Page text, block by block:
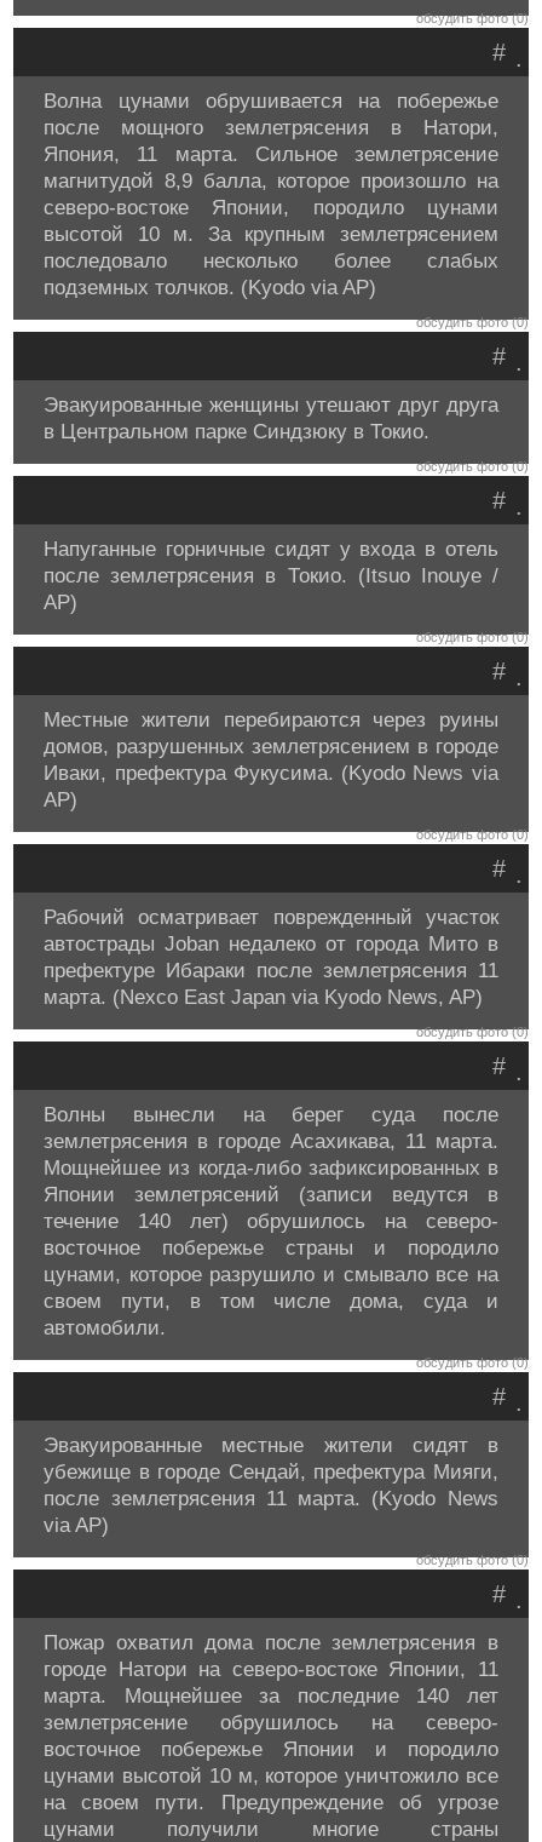
обсудить фото (0)
.
#
Волна цунами обрушивается на побережье
после мощного землетрясения в Натори,
Япония, 11 марта. Сильное землетрясение
магнитудой 8,9 балла, которое произошло на
северо-востоке Японии, породило цунами
высотой 10 м. За крупным землетрясением
последовало несколько более слабых
подземных толчков. (Kyodo via AP)
обсудить фото (0)
.
#
Эвакуированные женщины утешают друг друга
в Центральном парке Синдзюку в Токио.
обсудить фото (0)
.
#
Напуганные горничные сидят у входа в отель
после землетрясения в Токио. (Itsuo Inouye /
AP)
обсудить фото (0)
.
#
Местные жители перебираются через руины
домов, разрушенных землетрясением в городе
Иваки, префектура Фукусима. (Kyodo News via
AP)
обсудить фото (0)
.
#
Рабочий осматривает поврежденный участок
автострады Joban недалеко от города Мито в
префектуре Ибараки после землетрясения 11
марта. (Nexco East Japan via Kyodo News, AP)
обсудить фото (0)
.
#
Волны вынесли на берег суда после
землетрясения в городе Асахикава, 11 марта.
Мощнейшее из когда-либо зафиксированных в
Японии землетрясений (записи ведутся в
течение 140 лет) обрушилось на северо-
восточное побережье страны и породило
цунами, которое разрушило и смывало все на
своем пути, в том числе дома, суда и
автомобили.
обсудить фото (0)
.
#
Эвакуированные местные жители сидят в
убежище в городе Сендай, префектура Мияги,
после землетрясения 11 марта. (Kyodo News
via AP)
обсудить фото (0)
.
#
Пожар охватил дома после землетрясения в
городе Натори на северо-востоке Японии, 11
марта. Мощнейшее за последние 140 лет
землетрясение обрушилось на северо-
восточное побережье Японии и породило
цунами высотой 10 м, которое уничтожило все
на своем пути. Предупреждение об угрозе
цунами получили многие страны